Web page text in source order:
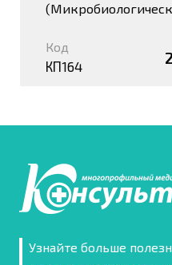
Код
КП164
Узнайте больше